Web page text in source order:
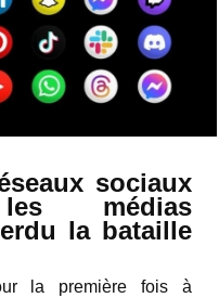
sociaux
médias
la bataille
la première fois à